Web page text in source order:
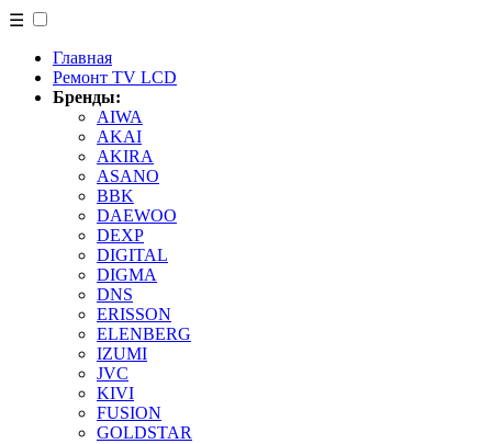
☰
Главная
Ремонт TV LCD
Бренды:
AIWA
AKAI
AKIRA
ASANO
BBK
DAEWOO
DEXP
DIGITAL
DIGMA
DNS
ERISSON
ELENBERG
IZUMI
JVC
KIVI
FUSION
GOLDSTAR